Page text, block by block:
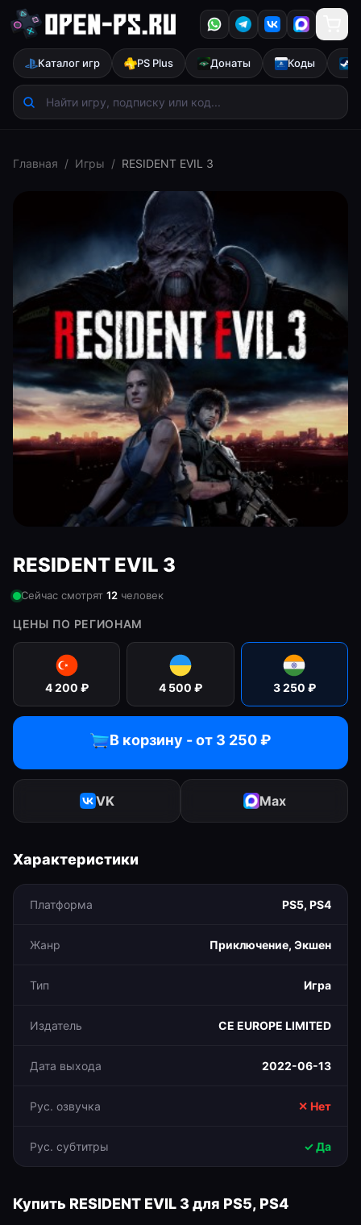
Каталог игр PS Plus Донаты Коды
Главная / Игры / RESIDENT EVIL 3
RESIDENT EVIL 3
Сейчас смотрят 12 человек
ЦЕНЫ ПО РЕГИОНАМ
4 200 ₽ 4 500 ₽ 3 250 ₽
В корзину - от 3 250₽
VK Max
Характеристики
Платформа PS5, PS4
Жанр Приключение, Экшен
Тип Игра
Издатель CE EUROPE LIMITED
Дата выхода 2022-06-13
Рус. озвучка ✕ Нет
Рус. субтитры ✓ Да
Купить RESIDENT EVIL 3для PS5, PS4